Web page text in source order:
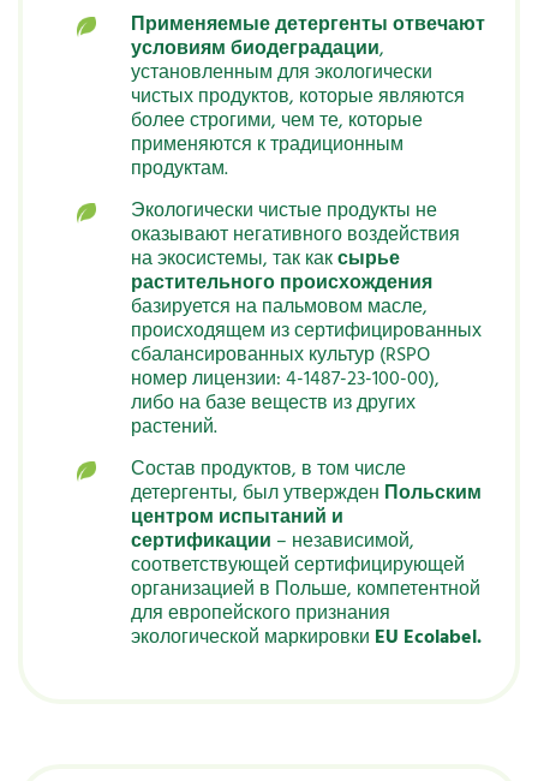
Применяемые детергенты отвечают
условиям биодеградации,
установленным для экологически
чистых продуктов, которые являются
более строгими, чем те, которые
применяются к традиционным
продуктам.
Экологически чистые продукты не
оказывают негативного воздействия
на экосистемы, так каксырье
растительного происхождения
базируется на пальмовом масле,
происходящем из сертифицированных
сбалансированных культур (RSPO
номер лицензии: 4-1487-23-100-00),
либо на базе веществ из других
растений.
Состав продуктов, в том числе
детергенты, был утвержден Польским
центром испытаний и
сертификации – независимой,
соответствующей сертифицирующей
организацией в Польше, компетентной
для европейского признания
экологической маркировки EU Ecolabel.